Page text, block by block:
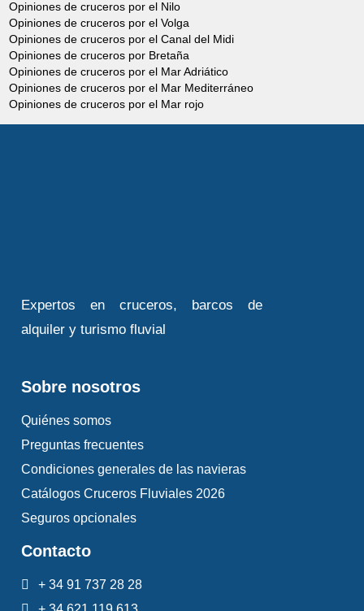
Opiniones de cruceros por el Nilo
Opiniones de cruceros por el Volga
Opiniones de cruceros por el Canal del Midi
Opiniones de cruceros por Bretaña
Opiniones de cruceros por el Mar Adriático
Opiniones de cruceros por el Mar Mediterráneo
Opiniones de cruceros por el Mar rojo
Expertos en cruceros, barcos de
alquiler y turismo fluvial
Sobre nosotros
Quiénes somos
Preguntas frecuentes
Condiciones generales de las navieras
Catálogos Cruceros Fluviales 2026
Seguros opcionales
Contacto
+ 34 91 737 28 28